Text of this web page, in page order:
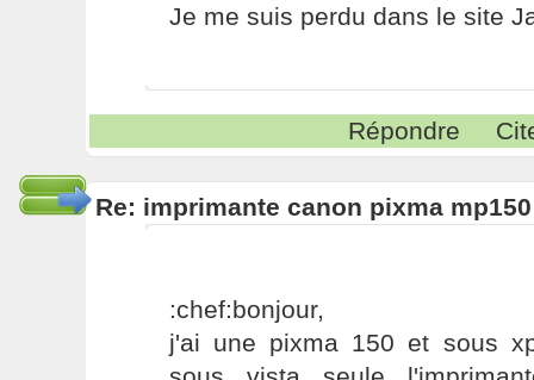
Je me suis perdu dans le site
Répondre
Re: imprimante canon pixma mp150
:chef:bonjour,
j'ai une pixma 150 et sous